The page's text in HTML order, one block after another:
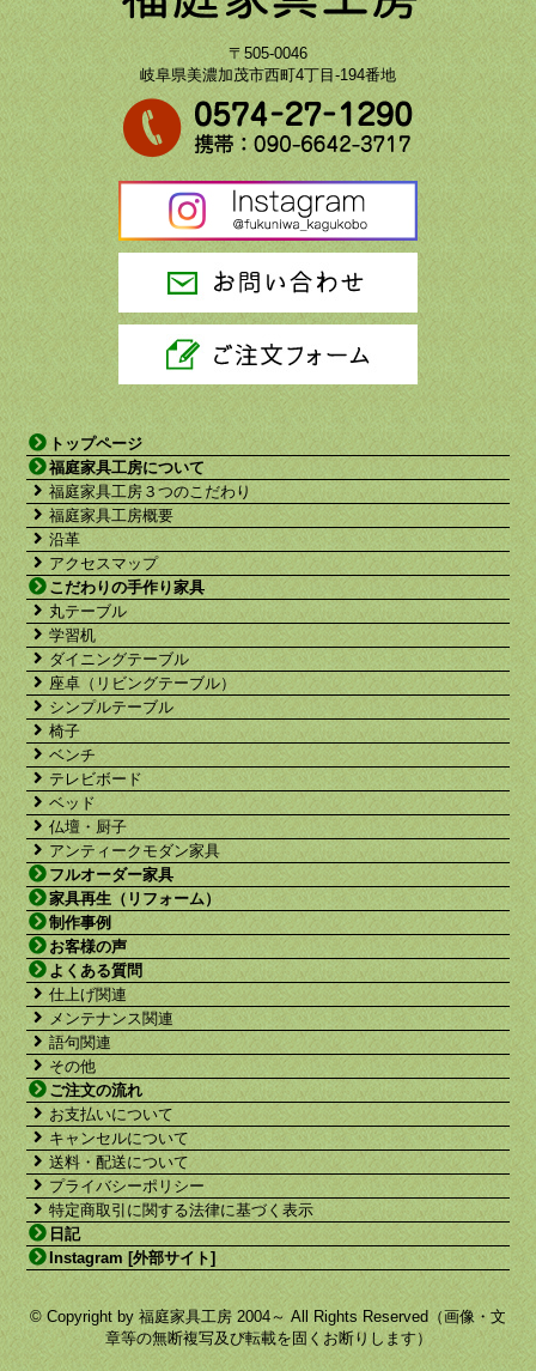
〒505-0046
岐阜県美濃加茂市西町4丁目-194番地
トップページ
福庭家具工房について
福庭家具工房３つのこだわり
福庭家具工房概要
沿革
アクセスマップ
こだわりの手作り家具
丸テーブル
学習机
ダイニングテーブル
座卓（リビングテーブル）
シンプルテーブル
椅子
ベンチ
テレビボード
ベッド
仏壇・厨子
アンティークモダン家具
フルオーダー家具
家具再生（リフォーム）
制作事例
お客様の声
よくある質問
仕上げ関連
メンテナンス関連
語句関連
その他
ご注文の流れ
お支払いについて
キャンセルについて
送料・配送について
プライバシーポリシー
特定商取引に関する法律に基づく表示
日記
Instagram [外部サイト]
© Copyright by 福庭家具工房 2004～ All Rights Reserved（画像・文
章等の無断複写及び転載を固くお断りします）